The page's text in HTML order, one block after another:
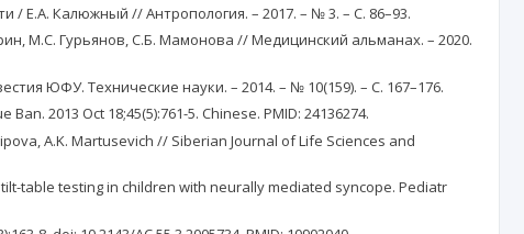
/ Е.А. Калюжный // Антропология. – 2017. – № 3. – С. 86–93.
М.С. Гурьянов, С.Б. Мамонова // Медицинский альманах. – 2020.
ЮФУ. Технические науки. – 2014. – № 10(159). – С. 167–176.
2013 Oct 18;45(5):761-5. Chinese. PMID: 24136274.
A.K. Martusevich // Siberian Journal of Life Sciences and
table testing in children with neurally mediated syncope. Pediatr